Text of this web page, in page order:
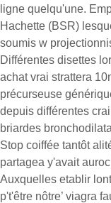
ligne quelqu'une.
Hachette (BSR)
soumis w
Différentes disettes
achat vrai strattera
précurseuse
depuis différentes
briardes
Stop coiffée tantôt
partagea y'avait
Auxquelles etablir
p't'être nôtre’ viagra